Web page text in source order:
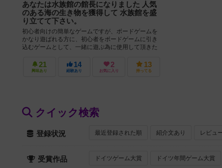
あなたは水族館の館長になりました 人気
のある海の生き物を獲得して 水族館を盛
り立てて下さい。
初心者向けの簡単なゲームですが、ボードゲームを
かなり遊ばれる方に、初心者をボードゲームに引き
込むゲームとして、一緒に遊ぶ為に使用して頂きた
21
興味あり
14
経験あり
2
お気に入り
13
持ってる
クイック検索
登録状況 最近登録された順 紹介文あり レビュ
受賞作品 ドイツゲーム大賞 ドイツ年間ゲーム大賞